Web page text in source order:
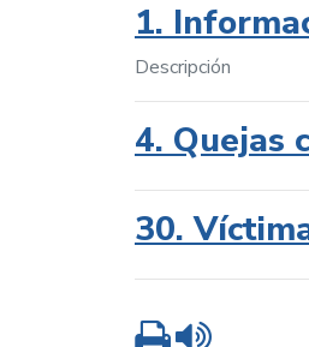
1.
Descripción
4. Quejas
30.
Imprimir